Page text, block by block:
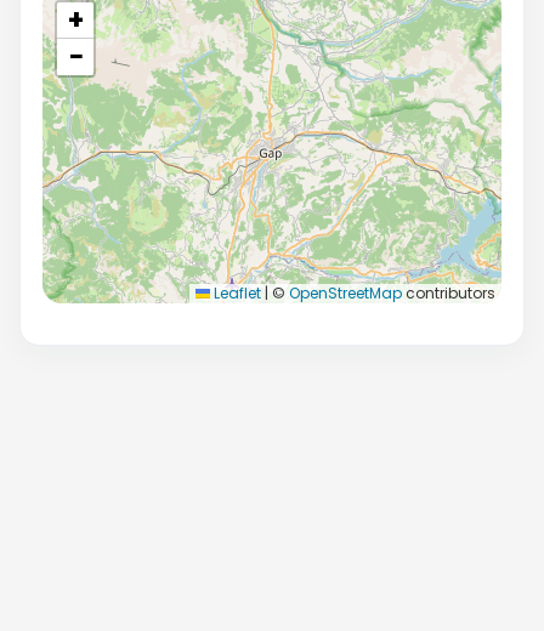
+
−
Leaflet | © OpenStreetMapcontributors